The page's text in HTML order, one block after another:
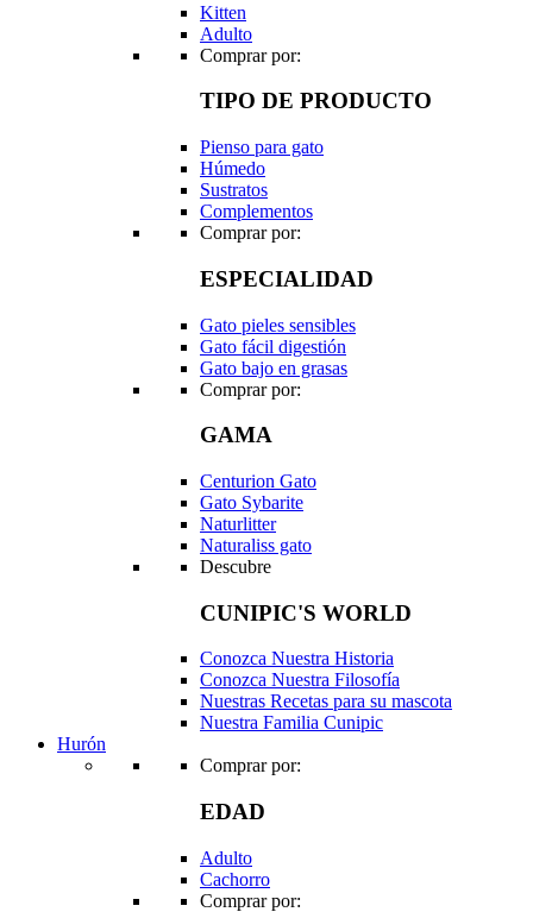
Kitten
Adulto
Comprar por:
TIPO DE PRODUCTO
Pienso para gato
Húmedo
Sustratos
Complementos
Comprar por:
ESPECIALIDAD
Gato pieles sensibles
Gato fácil digestión
Gato bajo en grasas
Comprar por:
GAMA
Centurion Gato
Gato Sybarite
Naturlitter
Naturaliss gato
Descubre
CUNIPIC'S WORLD
Conozca Nuestra Historia
Conozca Nuestra Filosofía
Nuestras Recetas para su mascota
Nuestra Familia Cunipic
Hurón
Comprar por:
EDAD
Adulto
Cachorro
Comprar por: